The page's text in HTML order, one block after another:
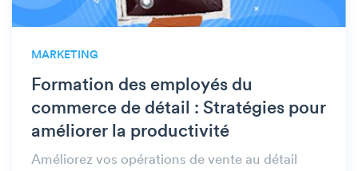
MARKETING
Formation des employés du
commerce de détail : Stratégies pour
améliorer la productivité
Améliorez vos opérations de vente au détail